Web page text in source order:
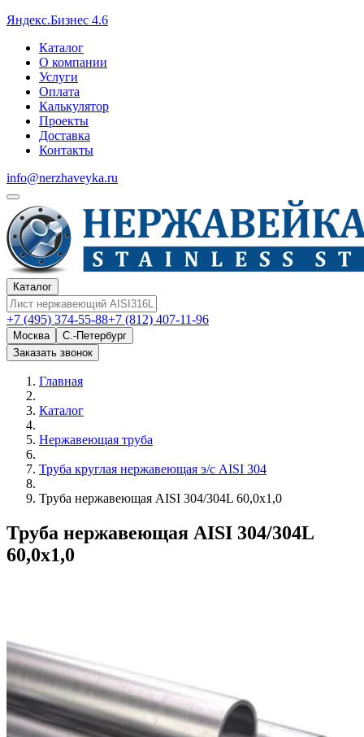
Яндекс.Бизнес 4.6
Каталог
О компании
Услуги
Оплата
Калькулятор
Проекты
Доставка
Контакты
info@nerzhaveyka.ru
Каталог
+7 (495) 374-55-88+7 (812) 407-11-96
Москва
С.-Петербург
Заказать звонок
Главная
Каталог
Нержавеющая труба
Труба круглая нержавеющая э/с AISI 304
Труба нержавеющая AISI 304/304L 60,0х1,0
Труба нержавеющая AISI 304/304L
60,0х1,0